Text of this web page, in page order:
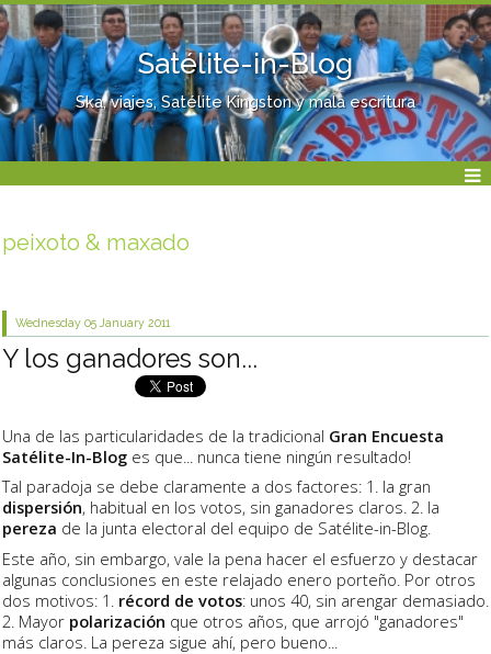
Satélite-in-Blog
Ska, viajes, Satélite Kingston y mala escritura
peixoto & maxado
Wednesday 05 January 2011
Y los ganadores son...
Una de las particularidades de la tradicional Gran Encuesta
Satélite-In-Blog es que... nunca tiene ningún resultado!
Tal paradoja se debe claramente a dos factores: 1. la gran
dispersión, habitual en los votos, sin ganadores claros. 2. la
pereza de la junta electoral del equipo de Satélite-in-Blog.
Este año, sin embargo, vale la pena hacer el esfuerzo y destacar
algunas conclusiones en este relajado enero porteño. Por otros
dos motivos: 1. récord de votos: unos 40, sin arengar demasiado.
2. Mayor polarización que otros años, que arrojó "ganadores"
más claros. La pereza sigue ahí, pero bueno...